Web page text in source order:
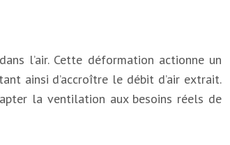
l’air. Cette déformation actionne un
ainsi d’accroître le débit d’air extrait.
la ventilation aux besoins réels de